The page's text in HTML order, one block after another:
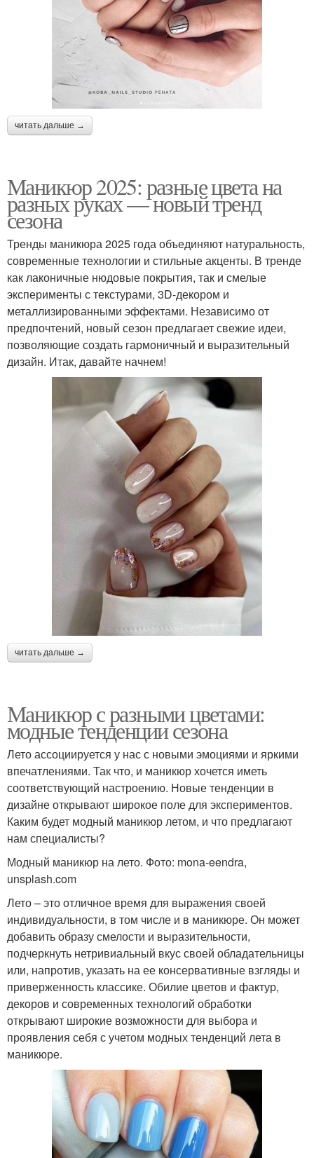
читать дальше →
Маникюр 2025: разные цвета на
разных руках — новый тренд
сезона
Тренды маникюра 2025 года объединяют натуральность,
современные технологии и стильные акценты. В тренде
как лаконичные нюдовые покрытия, так и смелые
эксперименты с текстурами, 3D-декором и
металлизированными эффектами. Независимо от
предпочтений, новый сезон предлагает свежие идеи,
позволяющие создать гармоничный и выразительный
дизайн. Итак, давайте начнем!
читать дальше →
Маникюр с разными цветами:
модные тенденции сезона
Лето ассоциируется у нас с новыми эмоциями и яркими
впечатлениями. Так что, и маникюр хочется иметь
соответствующий настроению. Новые тенденции в
дизайне открывают широкое поле для экспериментов.
Каким будет модный маникюр летом, и что предлагают
нам специалисты?
Модный маникюр на лето. Фото: mona-eendra,
unsplash.com
Лето – это отличное время для выражения своей
индивидуальности, в том числе и в маникюре. Он может
добавить образу смелости и выразительности,
подчеркнуть нетривиальный вкус своей обладательницы
или, напротив, указать на ее консервативные взгляды и
приверженность классике. Обилие цветов и фактур,
декоров и современных технологий обработки
открывают широкие возможности для выбора и
проявления себя с учетом модных тенденций лета в
маникюре.